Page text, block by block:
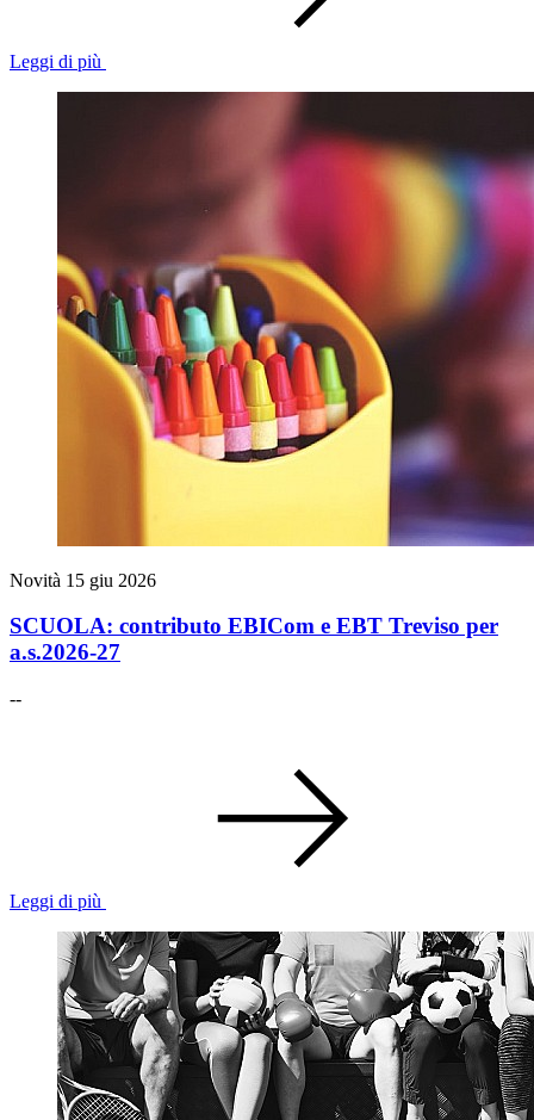
Leggi di più
Novità 15 giu 2026
SCUOLA: contributo EBICom e EBT Treviso per
a.s.2026-27
--
Leggi di più